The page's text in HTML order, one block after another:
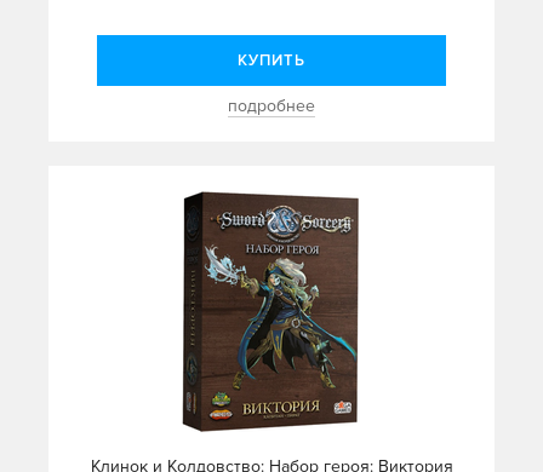
КУПИТЬ
подробнее
Клинок и Колдовство: Набор героя: Виктория